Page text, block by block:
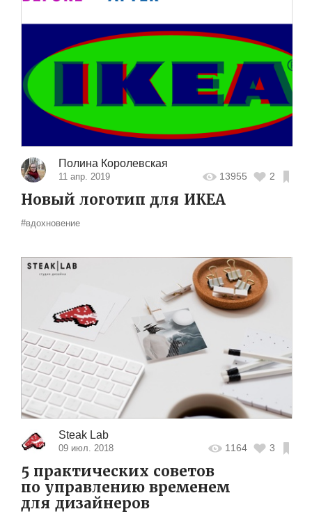
Полина Королевская
11 апр. 2019 13955 2
Новый логотип для ИКЕА
#вдохновение
Steak Lab
09 июл. 2018 1164 3
5 практических советов
по управлению временем
для дизайнеров